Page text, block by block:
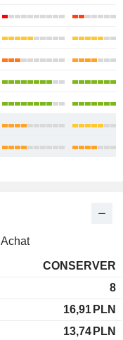
Achat
CONSERVER
8
16,91 PLN
13,74 PLN